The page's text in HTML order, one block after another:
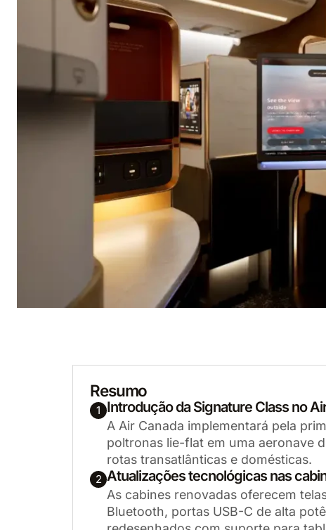
Resumo
1 Introdução da Signature Class no
A Air Canada implementará pela
poltronas lie-flat em uma aeronave
rotas transatlânticas e domésticas.
2 Atualizações tecnológicas nas
As cabines renovadas oferecem
Bluetooth, portas USB-C de alta